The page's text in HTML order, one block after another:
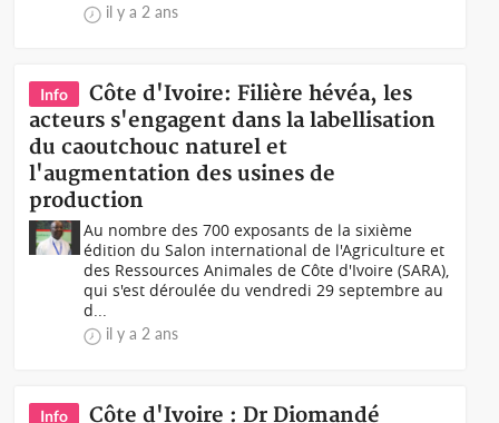
il y a 2 ans
Info
Côte d'Ivoire: Filière hévéa, les
acteurs s'engagent dans la labellisation
du caoutchouc naturel et
l'augmentation des usines de
production
Au nombre des 700 exposants de la sixième
édition du Salon international de l'Agriculture et
des Ressources Animales de Côte d'Ivoire (SARA),
qui s'est déroulée du vendredi 29 septembre au
d...
il y a 2 ans
Info
Côte d'Ivoire : Dr Diomandé